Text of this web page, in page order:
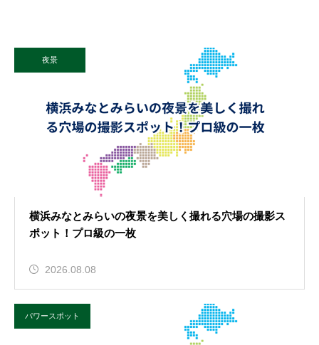
夜景
横浜みなとみらいの夜景を美しく撮れる穴場の撮影ス
ポット！プロ級の一枚
2026.08.08
パワースポット